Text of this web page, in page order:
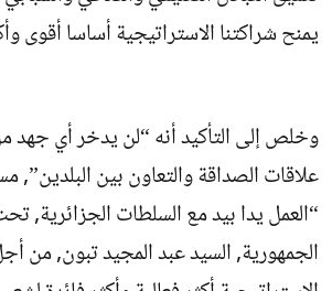
يمنح شراكتنا الاستراتيجية أساسا أقوى
وخلص إلى التأكيد أنه “لن يدخر أي جهد
علاقات الصداقة والتعاون بين
“العمل يدا بيد مع السلطات الجزائرية,
الجمهورية, السيد عبد المجيد تبون, من